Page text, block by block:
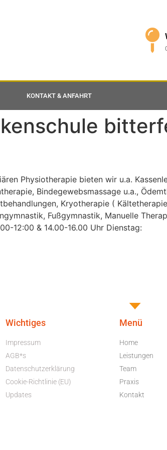
KONTAKT & ANFAHRT
Physiotherapie bieten wir u.a.
Bindegewebsmassage u.a.,
Kryotherapie (
Fußgymnastik, Manuelle
12:00 & 14.00-16.00 Uhr Dienstag:
Wichtiges
Impressum
AGB*s
Datenschutzerklärung
Cookie-Richtlinie (EU)
Updates
Menü
Home
Leistungen
Team
Praxis
Kontakt